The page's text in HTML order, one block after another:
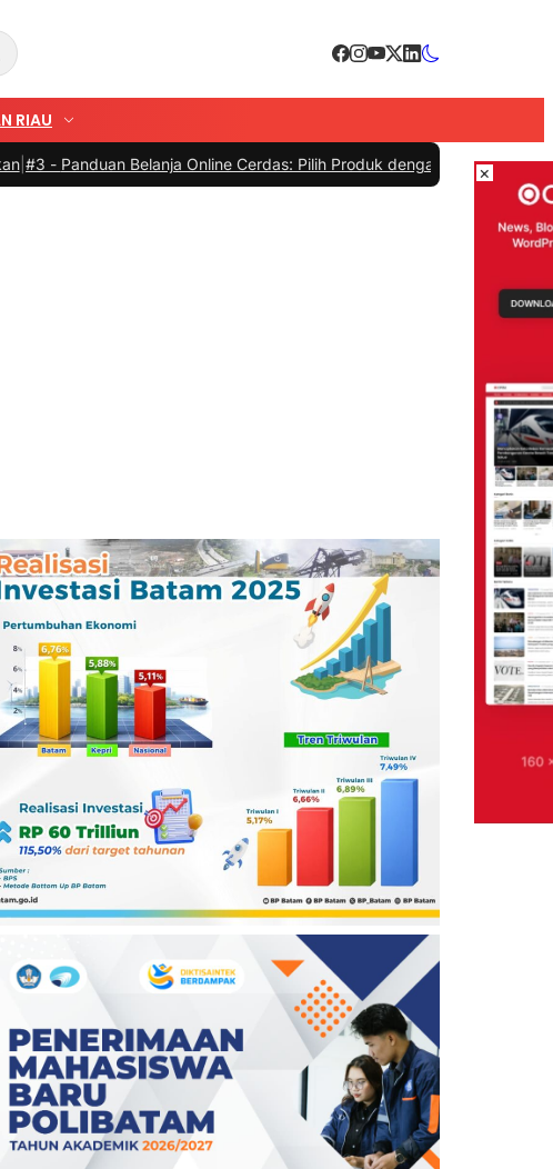
RIAU
Belanja Online Cerdas: Pilih Produk dengan Bijak dan Hindari
×